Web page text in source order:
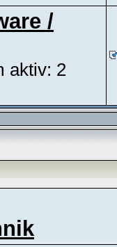
/
aktiv: 2